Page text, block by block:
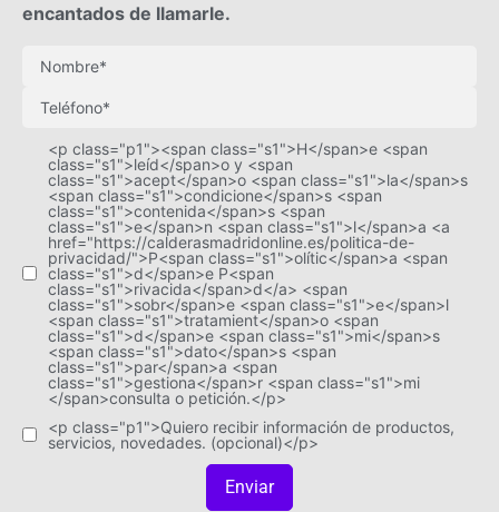
encantados de llamarle.
<p class="p1"><span class="s1">H</span>e <span
class="s1">leíd</span>o y <span
class="s1">acept</span>o <span class="s1">la</span>s
<span class="s1">condicione</span>s <span
class="s1">contenida</span>s <span
class="s1">e</span>n <span class="s1">l</span>a <a
href="https://calderasmadridonline.es/politica-de-
privacidad/">P<span class="s1">olític</span>a <span
class="s1">d</span>e P<span
class="s1">rivacida</span>d</a> <span
class="s1">sobr</span>e <span class="s1">e</span>l
<span class="s1">tratamient</span>o <span
class="s1">d</span>e <span class="s1">mi</span>s
<span class="s1">dato</span>s <span
class="s1">par</span>a <span
class="s1">gestiona</span>r <span class="s1">mi
</span>consulta o petición.</p>
<p class="p1">Quiero recibir información de productos,
servicios, novedades. (opcional)</p>
Enviar